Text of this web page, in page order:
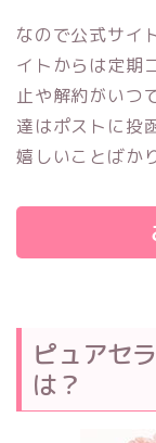
なので公式サイ
イトからは定期
止や解約がいつ
達はポストに投
嬉しいことばか
ピュアセ
は？